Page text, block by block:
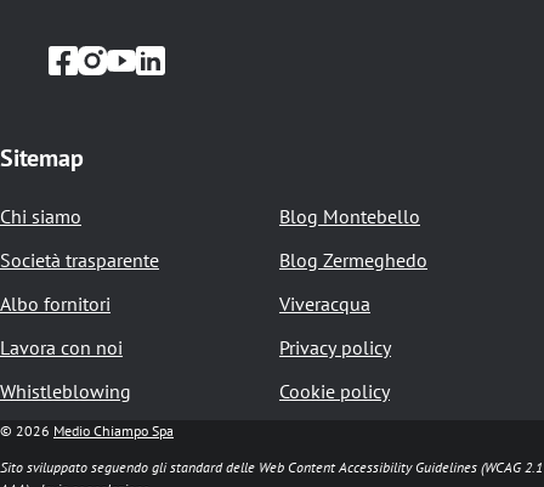
i
p
a
n
e
Sitemap
Chi siamo
Società trasparente
Albo fornitori
Lavora con noi
Whistleblowing
Blog Montebello
Blog Zermeghedo
Viveracqua
Privacy policy
Cookie policy
© 2026 Medio Chiampo Spa
Sito sviluppato seguendo gli standard delle Web Content Accessibility Guidelines (WCAG 2.1